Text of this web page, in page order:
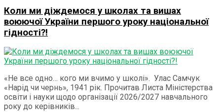
Коли ми діждемося у школах та вишах
воюючої України першого уроку національної
гідності?!
«Не все одно… кого ми вчимо у школі». Улас Самчук
«Нарід чи чернь», 1941 рік. Прочитав Листа Міністерства
освіти і науки щодо організації 2026/2027 навчального
року до керівників...